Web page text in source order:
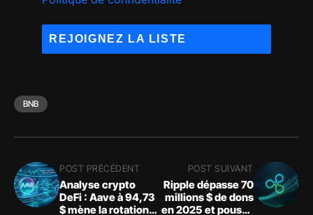
BNB
POST PRÉCÉDENT
Analyse crypto
DeFi : Aave à 94,73
$ mène la rotation
POST SUIVANT
Ripple dépasse 70
millions $ de dons
en 2025 et pousse